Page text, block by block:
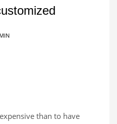
than to have